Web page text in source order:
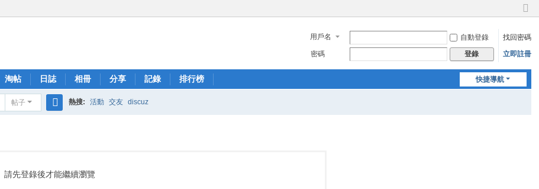
切
到
窄
用戶名 自動登錄
找回密碼
密碼
登錄 立即註冊
快捷導航
淘帖 日誌 相冊 分享 記錄 排行榜
帖子 熱搜: 活動 交友 discuz
請先登錄後才能繼續瀏覽